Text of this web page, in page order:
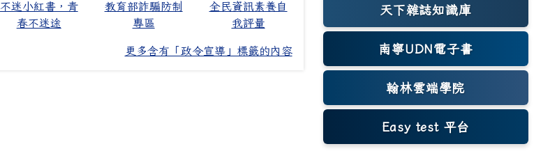
不迷小紅書，青
春不迷途
教育部詐騙防制
專區
全民資訊素養自
我評量
更多含有「政令宣導」標籤的內容
天下雜誌知識庫
(另開新視窗)
南寧UDN電子書
翰林雲端學院
Easy test 平台
(另開新視窗)